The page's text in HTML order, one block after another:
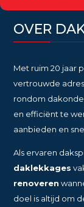
OVER
Met ruim 20 jaar
vertrouwde
rondom
en efficiënt te
aanbieden en
Als ervaren
daklekkages
renoveren
doel is altijd om